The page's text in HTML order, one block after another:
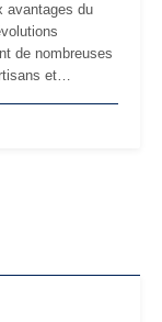
avantages du
de nombreuses
et
les règles